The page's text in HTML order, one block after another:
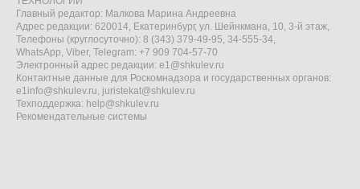
Главный редактор: Малкова Марина Андреевна
Адрес редакции: 620014, Екатеринбург, ул. Шейнкмана, 10, 3-й этаж,
Телефоны (круглосуточно): 8 (343) 379-49-95, 34-555-34,
WhatsApp, Viber, Telegram: +7 909 704-57-70
Электронный адрес редакции: e1@shkulev.ru
Контактные данные для Роскомнадзора и государственных органов:
e1info@shkulev.ru, juristekat@shkulev.ru
Техподдержка: help@shkulev.ru
Рекомендательные системы